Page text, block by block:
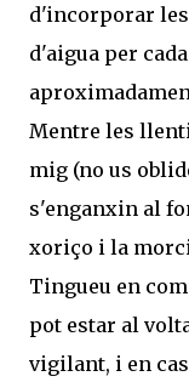
d'incorporar
d'aigua per
Mentre les
mig (no us
s'enganxin al
xoriço i la
Tingueu en
pot estar al
vigilant, i en